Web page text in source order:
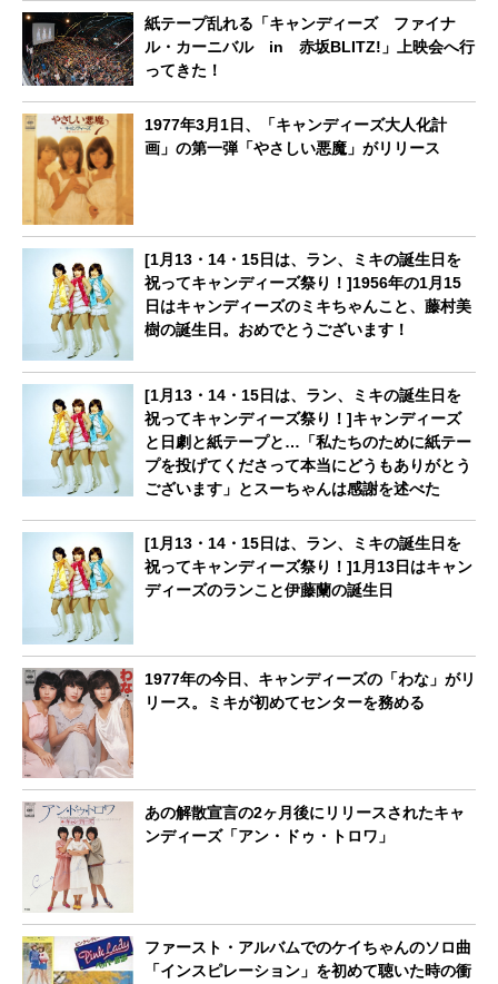
紙テープ乱れる「キャンディーズ ファイナ
ル・カーニバル in 赤坂BLITZ!」上映会へ行
ってきた！
1977年3月1日、「キャンディーズ大人化計
画」の第一弾「やさしい悪魔」がリリース
[1月13・14・15日は、ラン、ミキの誕生日を
祝ってキャンディーズ祭り！]1956年の1月15
日はキャンディーズのミキちゃんこと、藤村美
樹の誕生日。おめでとうございます！
[1月13・14・15日は、ラン、ミキの誕生日を
祝ってキャンディーズ祭り！]キャンディーズ
と日劇と紙テープと…「私たちのために紙テー
プを投げてくださって本当にどうもありがとう
ございます」とスーちゃんは感謝を述べた
[1月13・14・15日は、ラン、ミキの誕生日を
祝ってキャンディーズ祭り！]1月13日はキャン
ディーズのランこと伊藤蘭の誕生日
1977年の今日、キャンディーズの「わな」がリ
リース。ミキが初めてセンターを務める
あの解散宣言の2ヶ月後にリリースされたキャ
ンディーズ「アン・ドゥ・トロワ」
ファースト・アルバムでのケイちゃんのソロ曲
「インスピレーション」を初めて聴いた時の衝